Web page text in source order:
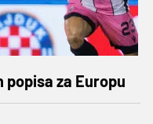
popisa za Europu